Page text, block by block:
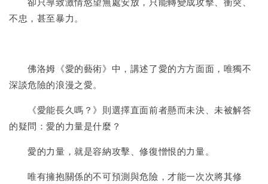
不忠，甚至暴力。
佛洛姆《愛的藝術》中，講述了愛的方方面面，唯獨不
深談危險的浪漫之愛。
《愛能長久嗎？》則選擇直面前者懸而未決、未被解答
的疑問：愛的力量是什麼？
愛的力量，就是容納攻擊、修復憎恨的力量。
唯有擁抱關係的不可預測與危險，才能一次次將其修